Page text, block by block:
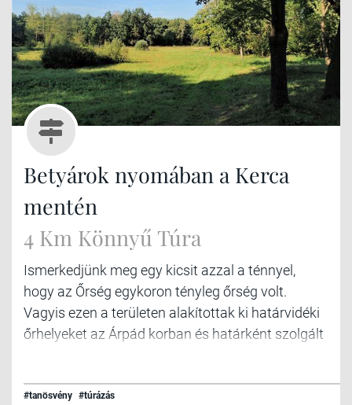
Betyárok nyomában a Kerca
mentén
4 Km Könnyű Túra
Ismerkedjünk meg egy kicsit azzal a ténnyel,
hogy az Őrség egykoron tényleg őrség volt.
Vagyis ezen a területen alakítottak ki határvidéki
őrhelyeket az Árpád korban és határként szolgált
#tanösvény #túrázás